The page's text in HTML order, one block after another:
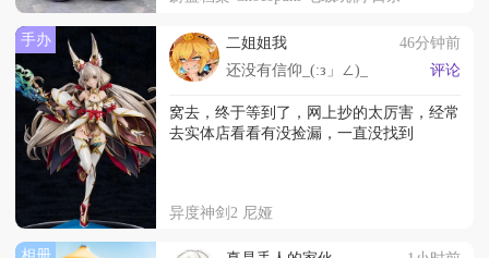
手办 二姐姐我
46分钟前
还没有信仰_(:з」∠)_
评论
窝去，终于等到了，网上抄的太厉害，经常
去实体店看看有没捡漏，一直没找到
异度神剑2 尼娅